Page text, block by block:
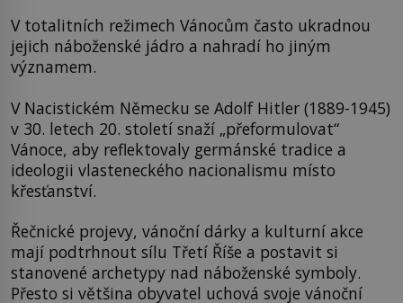
V totalitních režimech Vánocům často ukradnou
jejich náboženské jádro a nahradí ho jiným
významem.
V Nacistickém Německu se Adolf Hitler (1889-1945)
v 30. letech 20. století snaží „přeformulovat“
Vánoce, aby reflektovaly germánské tradice a
ideologii vlasteneckého nacionalismu místo
křesťanství.
Řečnické projevy, vánoční dárky a kulturní akce
mají podtrhnout sílu Třetí Říše a postavit si
stanovené archetypy nad náboženské symboly.
Přesto si většina obyvatel uchová svoje vánoční